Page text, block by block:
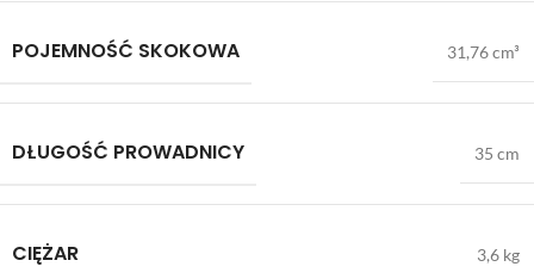
POJEMNOŚĆ SKOKOWA 31,76 cm³
DŁUGOŚĆ PROWADNICY 35 cm
CIĘŻAR 3,6 kg